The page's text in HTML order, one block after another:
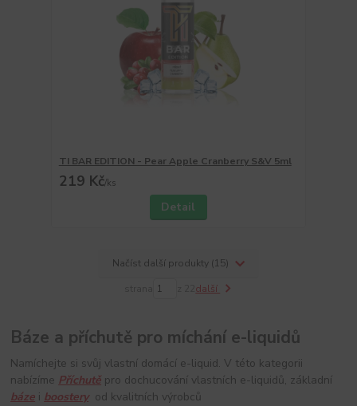
TI BAR EDITION - Pear Apple Cranberry S&V 5ml
219 Kč/ks
Detail
Načíst další produkty (15)
další
Báze a příchutě pro míchání e-liquidů
Namíchejte si svůj vlastní domácí e-liquid. V této kategorii
nabízíme Příchutě pro dochucování vlastních e-liquidů, základní
báze i boostery od kvalitních výrobců